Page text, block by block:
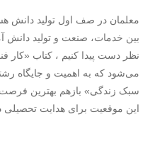
معلمان در صف اول تولید دانش
بین خدمات، صنعت و تولید دانش
نظر دست پیدا کنیم ، کتاب «کار
می‌شود که به اهمیت و جایگاه
سبک زندگی» بازهم بهترین
این موقعیت برای هدایت